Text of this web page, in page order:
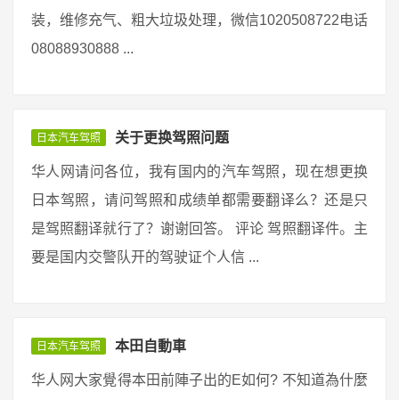
装，维修充气、粗大垃圾处理，微信1020508722电话
08088930888 ...
日本汽车驾照 关于更换驾照问题
华人网请问各位，我有国内的汽车驾照，现在想更换
日本驾照，请问驾照和成绩单都需要翻译么？还是只
是驾照翻译就行了？谢谢回答。 评论 驾照翻译件。主
要是国内交警队开的驾驶证个人信 ...
日本汽车驾照 本田自動車
华人网大家覺得本田前陣子出的E如何? 不知道為什麼